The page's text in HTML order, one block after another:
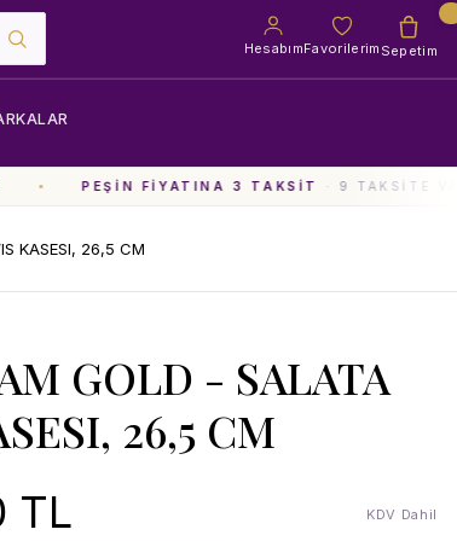
HesabımFavorilerim Sepetim
PEŞIN FIYATINA 3 TAKSIT · 9 TAKSITE
KASESI, 26,5 CM
GOLD - SALATA
26,5 CM
TL KDV Dahil